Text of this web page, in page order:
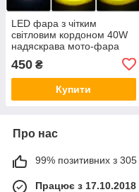
LED фара з чітким
світловим кордоном 40W
надяскрава мото-фара
450 ₴
Купити
Про нас
99% позитивних з 305
Працює з 17.10.2018